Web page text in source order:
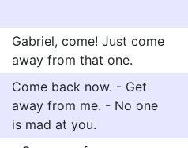
Gabriel, come! Just come
away from that one.
Come back now. - Get
away from me. - No one
is mad at you.